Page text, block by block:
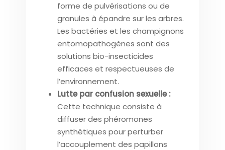
forme de pulvérisations ou de
granules à épandre sur les arbres.
Les bactéries et les champignons
entomopathogènes sont des
solutions bio-insecticides
efficaces et respectueuses de
l’environnement.
Lutte par confusion sexuelle :
Cette technique consiste à
diffuser des phéromones
synthétiques pour perturber
l’accouplement des papillons